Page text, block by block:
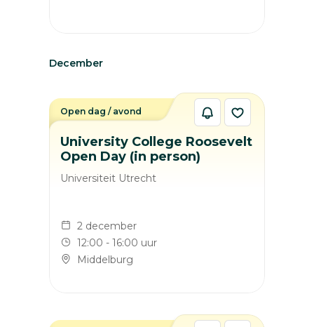
December
University College Roosevelt
Open Day (in person)
Universiteit Utrecht
2 december
12:00 - 16:00 uur
Middelburg
Open dag / avond